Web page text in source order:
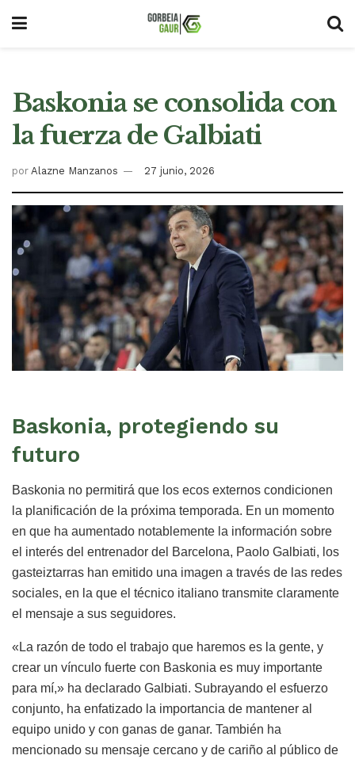
Baskonia se consolida con
la fuerza de Galbiati
por Alazne Manzanos 27 junio, 2026
Baskonia, protegiendo su
futuro
Baskonia no permitirá que los ecos externos condicionen
la planificación de la próxima temporada. En un momento
en que ha aumentado notablemente la información sobre
el interés del entrenador del Barcelona, Paolo Galbiati, los
gasteiztarras han emitido una imagen a través de las redes
sociales, en la que el técnico italiano transmite claramente
el mensaje a sus seguidores.
«La razón de todo el trabajo que haremos es la gente, y
crear un vínculo fuerte con Baskonia es muy importante
para mí,» ha declarado Galbiati. Subrayando el esfuerzo
conjunto, ha enfatizado la importancia de mantener al
equipo unido y con ganas de ganar. También ha
mencionado su mensaje cercano y de cariño al público de